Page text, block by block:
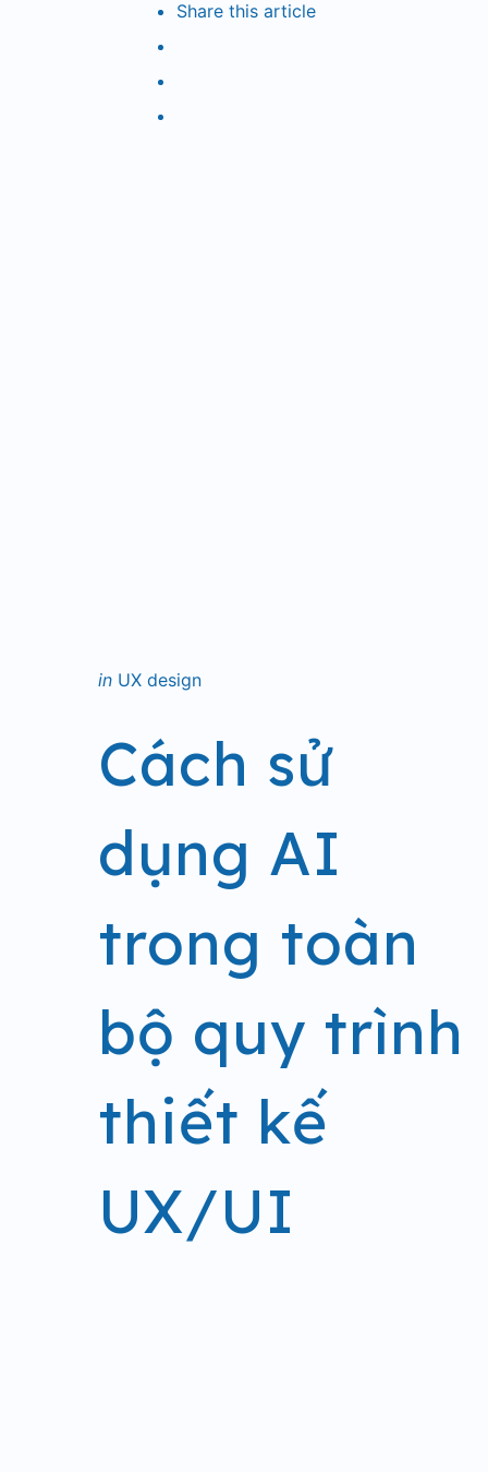
Share this article
Categories
Posted
in UX design
Cách sử
dụng AI
trong toàn
bộ quy trình
thiết kế
UX/UI